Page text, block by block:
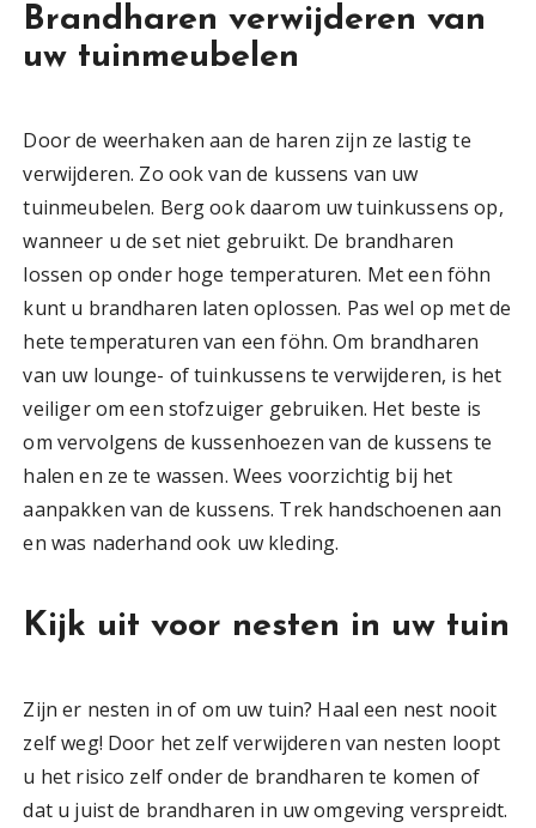
Brandharen verwijderen van
uw tuinmeubelen
Door de weerhaken aan de haren zijn ze lastig te
verwijderen. Zo ook van de kussens van uw
tuinmeubelen. Berg ook daarom uw tuinkussens op,
wanneer u de set niet gebruikt. De brandharen
lossen op onder hoge temperaturen. Met een föhn
kunt u brandharen laten oplossen. Pas wel op met de
hete temperaturen van een föhn. Om brandharen
van uw lounge- of tuinkussens te verwijderen, is het
veiliger om een stofzuiger gebruiken. Het beste is
om vervolgens de kussenhoezen van de kussens te
halen en ze te wassen. Wees voorzichtig bij het
aanpakken van de kussens. Trek handschoenen aan
en was naderhand ook uw kleding.
Kijk uit voor nesten in uw tuin
Zijn er nesten in of om uw tuin? Haal een nest nooit
zelf weg! Door het zelf verwijderen van nesten loopt
u het risico zelf onder de brandharen te komen of
dat u juist de brandharen in uw omgeving verspreidt.